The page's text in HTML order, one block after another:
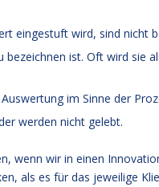
eingestuft wird, sind nicht
ist. Oft wird sie
im Sinne der
werden nicht gelebt.
wenn wir in einen
als es für das jeweilige